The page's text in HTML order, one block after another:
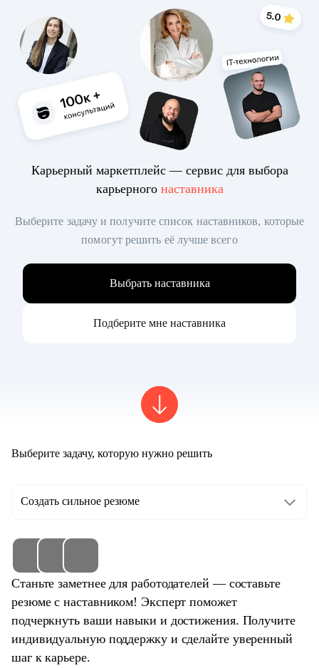
Карьерный маркетплейс — сервис для выбора
карьерного наставника
Выберите задачу и получите список наставников, которые
помогут решить её лучше всего
Выбрать наставника
Подберите мне наставника
Выберите задачу, которую нужно решить
Создать сильное резюме
Станьте заметнее для работодателей — составьте
резюме с наставником! Эксперт поможет
подчеркнуть ваши навыки и достижения. Получите
индивидуальную поддержку и сделайте уверенный
шаг к карьере.